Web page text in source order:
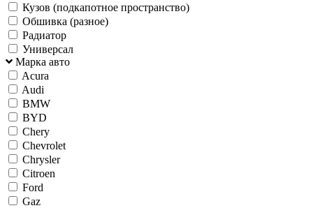
Кузов (подкапотное пространство)
Обшивка (разное)
Радиатор
Универсал
Марка авто
Acura
Audi
BMW
BYD
Chery
Chevrolet
Chrysler
Citroen
Ford
Gaz